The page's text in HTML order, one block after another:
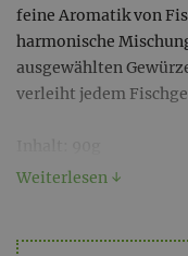
feine Aromatik von
harmonische
ausgewählten
verleiht jedem
Weiterlesen ↓